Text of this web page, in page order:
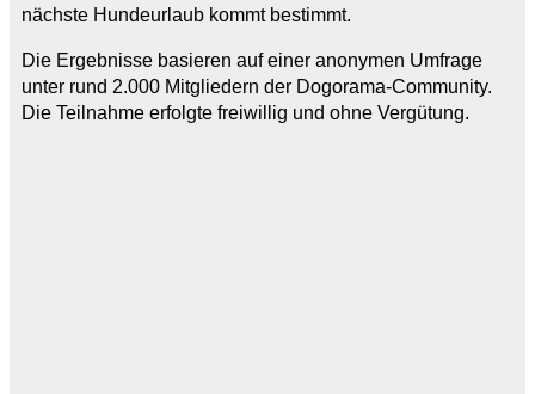
nächste Hundeurlaub kommt bestimmt.
Die Ergebnisse basieren auf einer anonymen Umfrage
unter rund 2.000 Mitgliedern der Dogorama-Community.
Die Teilnahme erfolgte freiwillig und ohne Vergütung.